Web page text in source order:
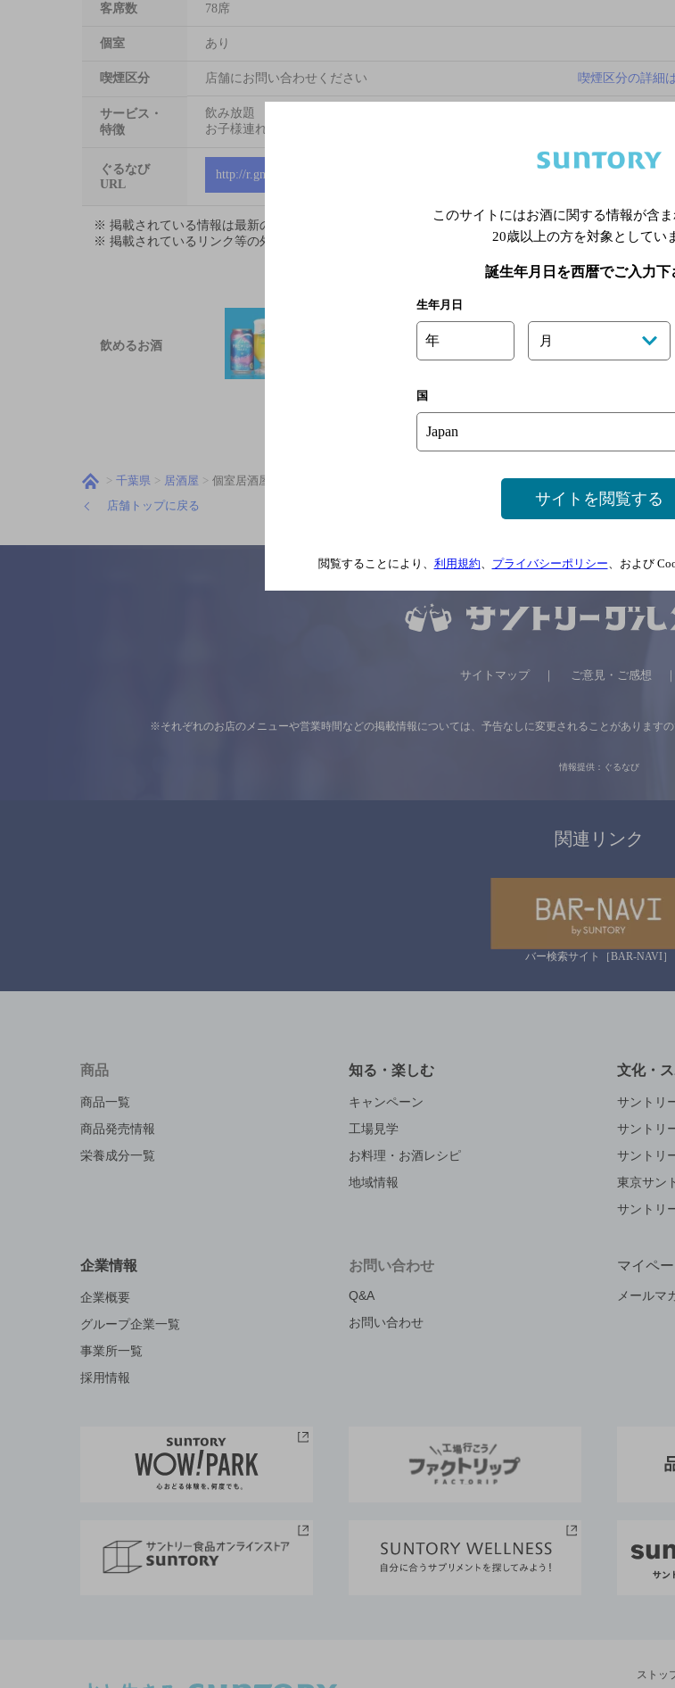
客席数 78席
個室 あり
喫煙区分 店舗にお問い合わせください 喫煙区分の詳細
サービス・
特徴
飲み放題
お子様連れ大歓迎
ぐるなび
URL
http://r.gnavi.co.jp/ght8246
※ 掲載されている情報は最新の内容と異なる場合があります。詳しくはお店にお問い合わせください。
※ 掲載されているリンク等の外部コンテンツはお客様のご判断でご利用ください。
[情報提供：
飲めるお酒
千葉県 居酒屋
個室居酒屋 炉端 こだわりもん一家 木更津店
店舗トップに戻る
サイトマップ ご意見・ご感想
※それぞれのお店のメニューや営業時間などの掲載情報については、 予告なしに変更されることがありますの
情報提供：ぐるなび
関連リンク
バー検索サイト［BAR-NAVI］
商品
商品一覧
商品発売情報
栄養成分一覧
知る・楽しむ
キャンペーン
工場見学
お料理・お酒レシピ
地域情報
文化・
サントリ
サントリ
サントリ
東京サン
サントリ
企業情報
企業概要
グループ企業一覧
事業所一覧
採用情報
お問い合わせ
Q&A
お問い合わせ
マイペ
メールマ
ストッ
このサイトにはお酒に関する情報が含ま
20歳以上の方を対象としてい
誕生年月日を西暦でご入力下
生年月日
年 月
国
サイトを閲覧する
閲覧することにより、 利用規約 プライバシーポリシー 、および